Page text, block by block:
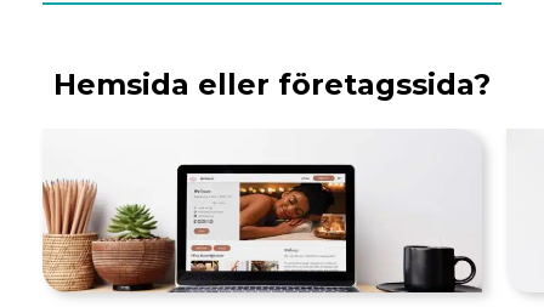
Hemsida eller företagssida?